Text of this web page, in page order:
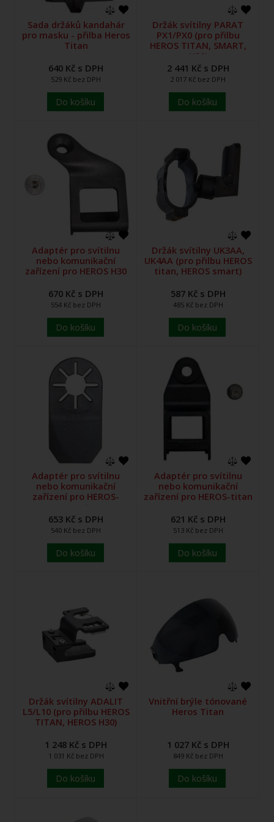
Sada držáků kandahár
pro masku - přilba Heros
Titan
640 Kč s DPH
529 Kč bez DPH
Do košíku
Držák svítilny PARAT
PX1/PX0 (pro přilbu
HEROS TITAN, SMART,
H30)
2 441 Kč s DPH
2 017 Kč bez DPH
Do košíku
Adaptér pro svítilnu
nebo komunikační
zařízení pro HEROS H30
670 Kč s DPH
554 Kč bez DPH
Do košíku
Držák svítilny UK3AA,
UK4AA (pro přilbu HEROS
titan, HEROS smart)
587 Kč s DPH
485 Kč bez DPH
Do košíku
Adaptér pro svítilnu
nebo komunikační
zařízení pro HEROS-
653 Kč s DPH
540 Kč bez DPH
Do košíku
Adaptér pro svítilnu
nebo komunikační
zařízení pro HEROS-titan
621 Kč s DPH
513 Kč bez DPH
Do košíku
Držák svítilny ADALIT
L5/L10 (pro přilbu HEROS
TITAN, HEROS H30)
1 248 Kč s DPH
1 031 Kč bez DPH
Do košíku
Vnitřní brýle tónované
Heros Titan
1 027 Kč s DPH
849 Kč bez DPH
Do košíku